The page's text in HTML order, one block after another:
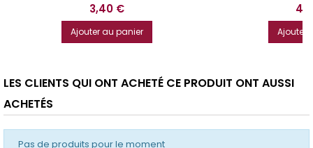
Prix
3,40 €
Ajouter au panier
Prix
Ajouter
LES CLIENTS QUI ONT ACHETÉ CE PRODUIT ONT AUSSI
ACHETÉS
Pas de produits pour le moment